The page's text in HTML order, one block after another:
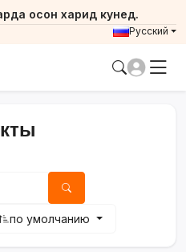
осон харид кунед.
Русский
по умолчанию